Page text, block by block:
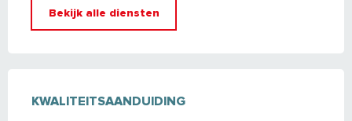
Bekijk alle diensten
KWALITEITSAANDUIDING
KWALITEITSAANDUIDING